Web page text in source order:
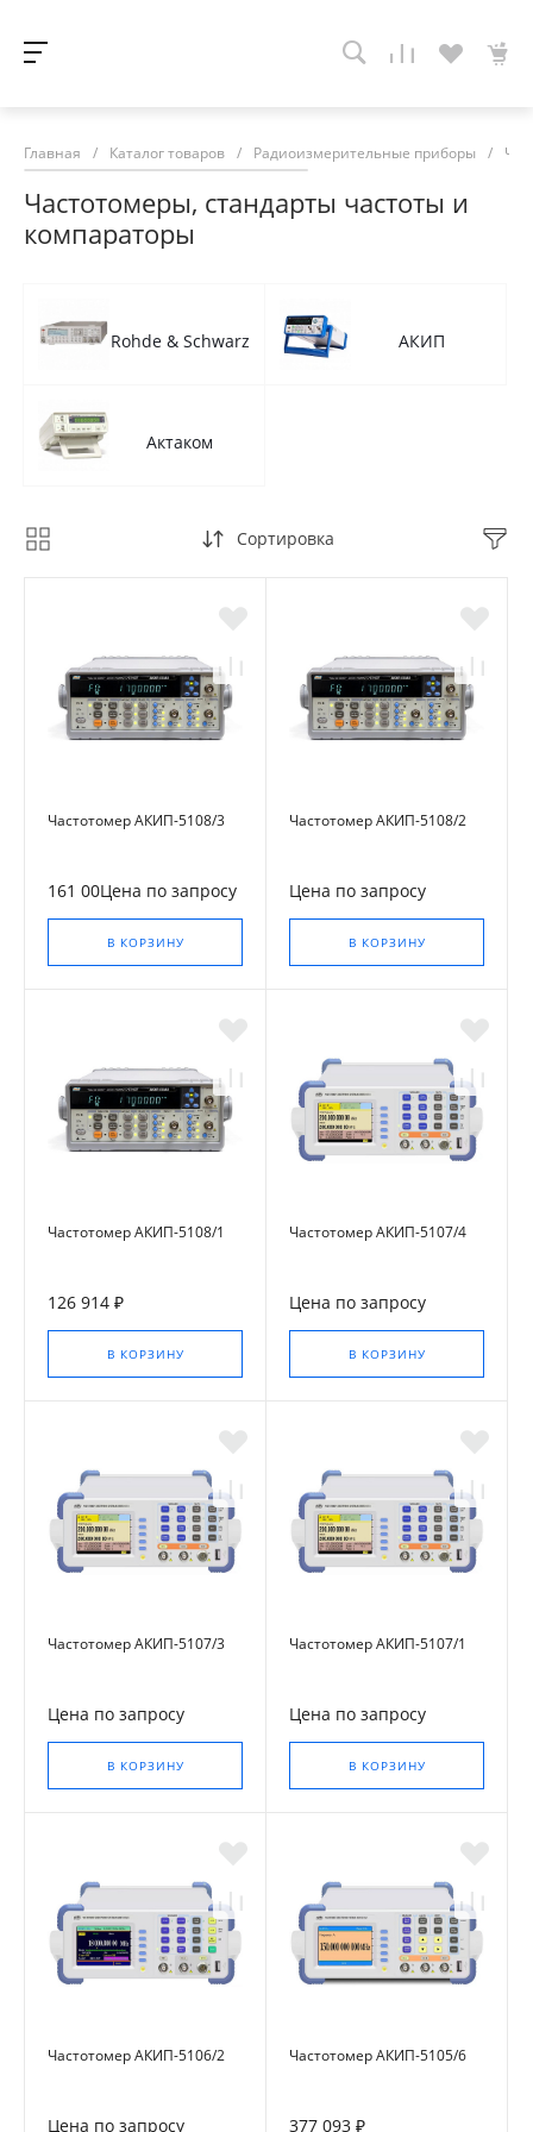
Главная / Каталог товаров / Радиоизмерительные приборы /
Частотомеры, стандарты частоты и
компараторы
Rohde & Schwarz АКИП
Актаком
Сортировка
Частотомер АКИП-5108/3
161 00Цена по запросу
В КОРЗИНУ
Частотомер АКИП-5108/2
Цена по запросу
В КОРЗИНУ
Частотомер АКИП-5108/1
126 914 ₽
В КОРЗИНУ
Частотомер АКИП-5107/4
Цена по запросу
В КОРЗИНУ
Частотомер АКИП-5107/3
Цена по запросу
В КОРЗИНУ
Частотомер АКИП-5107/1
Цена по запросу
В КОРЗИНУ
Частотомер АКИП-5106/2
Цена по запросу
Частотомер АКИП-5105/6
377 093 ₽